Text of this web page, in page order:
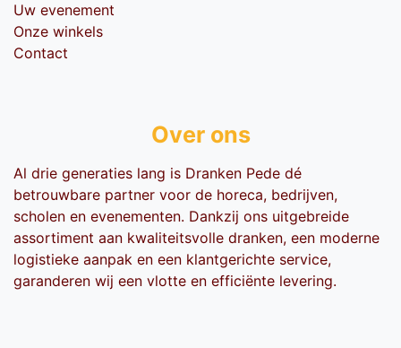
Uw evenement
Onze winkels
Contact
Over ons
Al drie generaties lang is Dranken Pede dé
betrouwbare partner voor de horeca, bedrijven,
scholen en evenementen. Dankzij ons uitgebreide
assortiment aan kwaliteitsvolle dranken, een moderne
logistieke aanpak en een klantgerichte service,
garanderen wij een vlotte en efficiënte levering.